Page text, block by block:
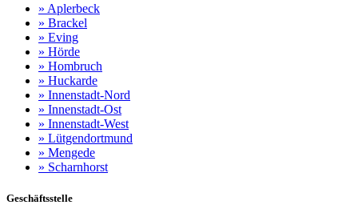
» Aplerbeck
» Brackel
» Eving
» Hörde
» Hombruch
» Huckarde
» Innenstadt-Nord
» Innenstadt-Ost
» Innenstadt-West
» Lütgendortmund
» Mengede
» Scharnhorst
Geschäftsstelle